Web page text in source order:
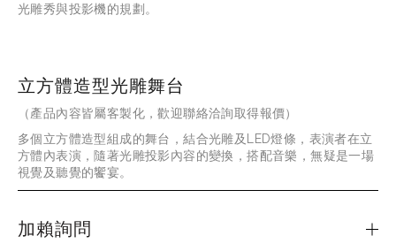
光雕秀與投影機的規劃。
立方體造型光雕舞台
（產品內容皆屬客製化，歡迎聯絡洽詢取得報價）
多個立方體造型組成的舞台，結合光雕及LED燈條，表演者在立
方體內表演，隨著光雕投影內容的變換，搭配音樂，無疑是一場
視覺及聽覺的饗宴。
加賴詢問